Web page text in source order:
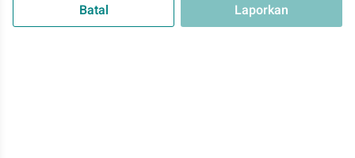
Batal Laporkan